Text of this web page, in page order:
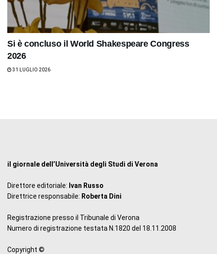
Si è concluso il World Shakespeare Congress
2026
31 LUGLIO 2026
il giornale dell’Università degli Studi di Verona
Direttore editoriale: Ivan Russo
Direttrice responsabile: Roberta Dini
Registrazione presso il Tribunale di Verona
Numero di registrazione testata N.1820 del 18.11.2008
Copyright ©